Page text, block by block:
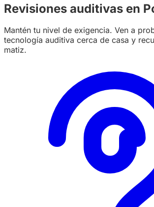
Revisiones auditivas en
Mantén tu nivel de exigencia. Ven a
tecnología auditiva cerca de casa y
matiz.